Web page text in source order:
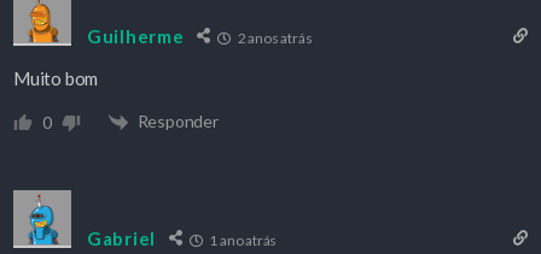
Guilherme 2 anos atrás
Muito bom
0 Responder
Gabriel 1 ano atrás